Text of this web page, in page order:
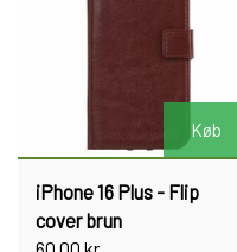
Køb
iPhone 16 Plus - Flip
cover brun